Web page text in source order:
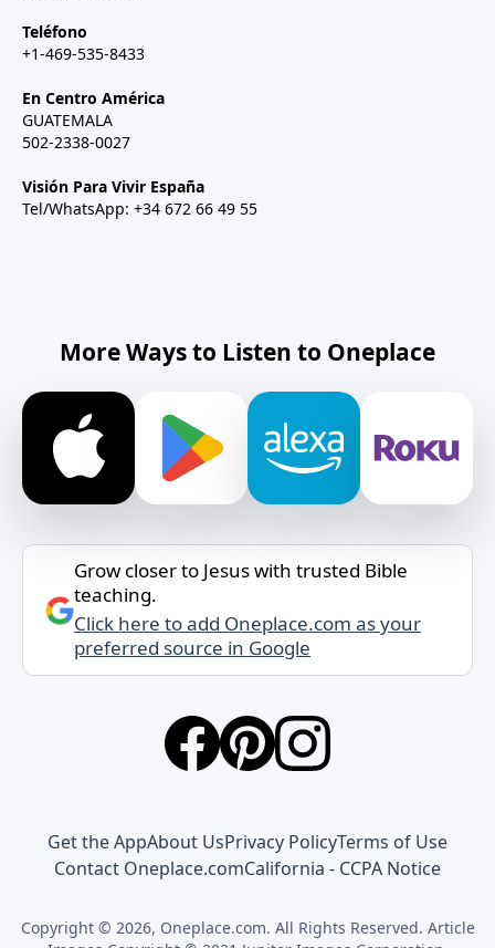
Teléfono
+1-469-535-8433
En Centro América
GUATEMALA
502-2338-0027
Visión Para Vivir España
Tel/WhatsApp: +34 672 66 49 55
More Ways to Listen to Oneplace
Grow closer to Jesus with trusted Bible
teaching.
Click here to add Oneplace.com as your
preferred source in Google
Get the AppAbout UsPrivacy PolicyTerms of Use
Contact Oneplace.comCalifornia - CCPA Notice
Copyright © 2026, Oneplace.com. All Rights Reserved. Article